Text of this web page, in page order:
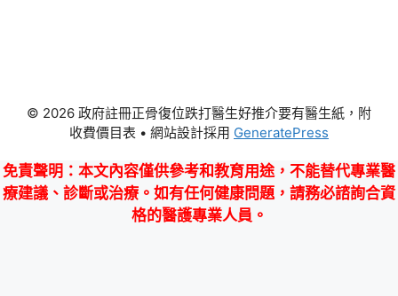
© 2026 政府註冊正骨復位跌打醫生好推介要有醫生紙，附
收費價目表 • 網站設計採用 GeneratePress
免責聲明 ：本文內容僅供參考和教育用途，不能替代專業醫
療建議、診斷或治療。如有任何健康問題，請務必諮詢合資
格的醫護專業人員。